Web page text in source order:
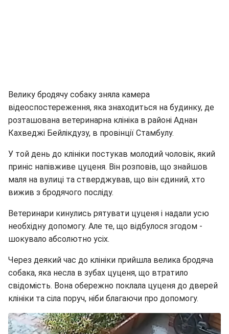
Велику бродячу собаку зняла камера
відеоспостереження, яка знаходиться на будинку, де
розташована ветеринарна клініка в районі Аднан
Кахведжі Бейлікдузу, в провінції Стамбулу.
У той день до клініки постукав молодий чоловік, який
приніс напівживе цуценя. Він розповів, що знайшов
маля на вулиці та стверджував, що він єдиний, хто
вижив з бродячого посліду.
Ветеринари кинулись рятувати цуценя і надали усю
необхідну допомогу. Але те, що відбулося згодом -
шокувало абсолютно усіх.
Через деякий час до клініки прийшла велика бродяча
собака, яка несла в зубах цуценя, що втратило
свідомість. Вона обережно поклала цуценя до дверей
клініки та сіла поруч, ніби благаючи про допомогу.